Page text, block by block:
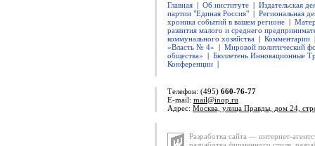
Главная | Об институте | Издательская
партии "Единая Россия" | Региональная
хроника событий в вашем регионе |
развития малого и среднего
коммунального хозяйства | Комментарии
«Власть № 4» | Мировой политический
общества» | Бюллетень Инновационные
Конференции |
Телефон: (495) 660-76-77
E-mail: mail@inop.ru
Адрес: Москва, улица Правды, дом 24,
Разработка сайта — интернет-